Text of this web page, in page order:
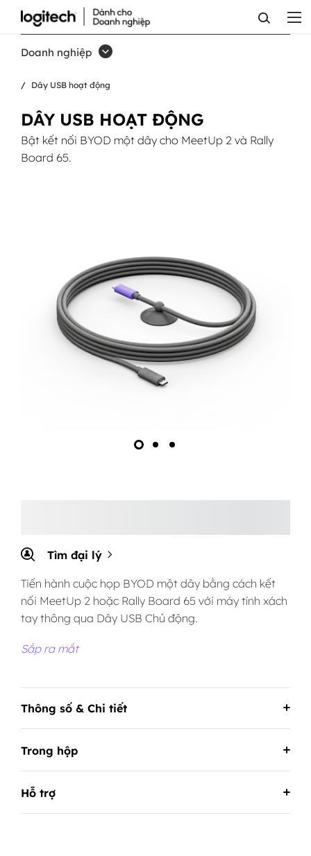
DÂY
USB
ĐỘNG
Doanh nghiệp
Dây USB hoạt động
DÂY USB HOẠT ĐỘNG
Bật kết nối BYOD một dây cho MeetUp 2 và Rally
Board 65.
Tìm đại lý
Tiến hành cuộc họp BYOD một dây bằng cách kết
nối MeetUp 2 hoặc Rally Board 65 với máy tính xách
tay thông qua Dây USB Chủ động.
Sắp ra mắt
Thông số & Chi tiết
Trong hộp
Hỗ trợ